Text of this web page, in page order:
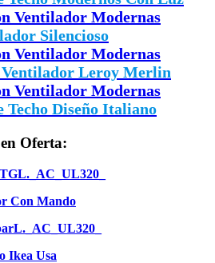
Silencioso
Leroy Merlin
Techo Diseño Italiano
Oferta:
Con Mando
Ikea Usa